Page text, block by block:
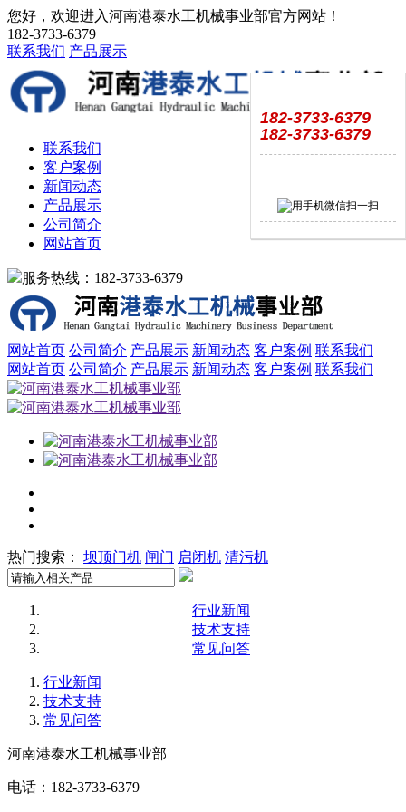
您好，欢迎进入河南港泰水工机械事业部官方网站！
182-3733-6379
联系我们 产品展示
联系我们
客户案例
新闻动态
产品展示
公司简介
网站首页
服务热线：182-3733-6379
网站首页 公司简介 产品展示 新闻动态 客户案例 联系我们
网站首页 公司简介 产品展示 新闻动态 客户案例 联系我们
热门搜索： 坝顶门机 闸门 启闭机 清污机
行业新闻
技术支持
常见问答
行业新闻
技术支持
常见问答
河南港泰水工机械事业部
电话：182-3733-6379
182-3733-6379
182-3733-6379